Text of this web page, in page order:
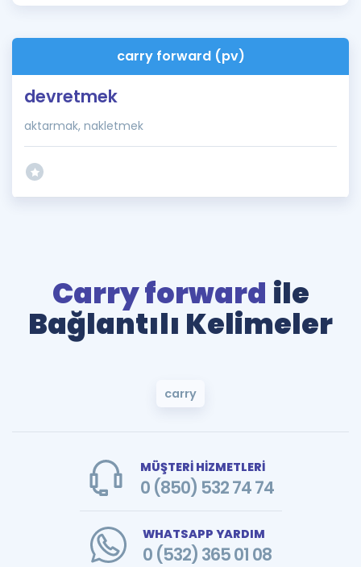
İngilizce Gramercarry forward (pv)
devretmek
aktarmak, nakletmek
Carry forward ile
Bağlantılı Kelimeler
carry
MÜŞTERİ HİZMETLERİ
0 (850) 532 74 74
WHATSAPP YARDIM
0 (532) 365 01 08